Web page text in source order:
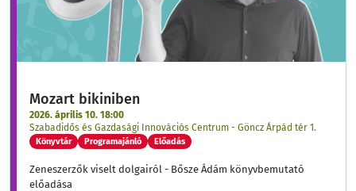
Mozart bikiniben
2026. április 10. 18:00
Szabadidős és Gazdasági Innovációs Centrum - Göncz Árpád tér 1.
Könyvtár Programajánló Előadás
Zeneszerzők viselt dolgairól - Bősze Ádám könyvbemutató
előadása